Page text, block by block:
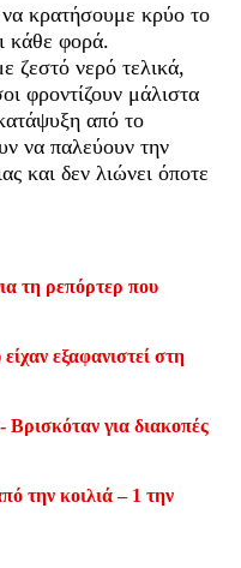
κρατήσουμε κρύο το
κάθε φορά.
ζεστό νερό τελικά,
φροντίζουν μάλιστα
από το
να παλεύουν την
και δεν λιώνει όποτε
τη ρεπόρτερ που
εξαφανιστεί στη
για διακοπές
την κοιλιά – 1 την